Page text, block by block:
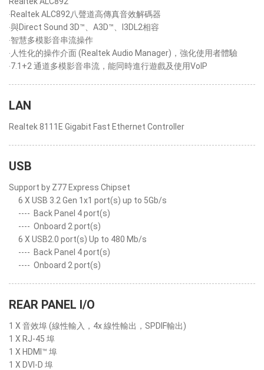
‧Realtek ALC892八聲道高傳真音效解碼器
‧與Direct Sound 3D™、A3D™、I3DL2相容
‧智慧多模影音串流操作
‧人性化的操作介面 (Realtek Audio Manager)，強化使用者體驗
‧7.1+2 通道多模影音串流，能同時進行遊戲及使用VoIP
LAN
Realtek 8111E Gigabit Fast Ethernet Controller
USB
Support by Z77 Express Chipset
6 X USB 3.2 Gen 1x1 port(s) up to 5Gb/s
---- Back Panel 4 port(s)
---- Onboard 2 port(s)
6 X USB2.0 port(s) Up to 480 Mb/s
---- Back Panel 4 port(s)
---- Onboard 2 port(s)
REAR PANEL I/O
1 X 音效埠 (線性輸入，4x 線性輸出，SPDIF輸出)
1 X RJ-45 埠
1 X HDMI™ 埠
1 X DVI-D 埠